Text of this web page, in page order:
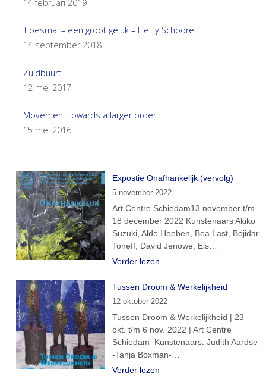
14 februari 2019
Tjoesmai – een groot geluk – Hetty Schoorel
14 september 2018
Zuidbuurt
12 mei 2017
Movement towards a larger order
15 mei 2016
Expostie Onafhankelijk (vervolg)
5 november 2022
Art Centre Schiedam13 november t/m
18 december 2022 Kunstenaars Akiko
Suzuki, Aldo Hoeben, Bea Last, Bojidar
Toneff, David Jenowe, Els…
Verder lezen
Tussen Droom & Werkelijkheid
12 oktober 2022
Tussen Droom & Werkelijkheid | 23
okt. t/m 6 nov. 2022 | Art Centre
Schiedam Kunstenaars: Judith Aardse
-Tanja Boxman-…
Verder lezen